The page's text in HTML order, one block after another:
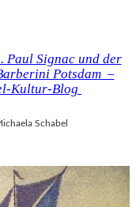
Paul Signac und der
Potsdam –
Kultur-Blog
Schabel